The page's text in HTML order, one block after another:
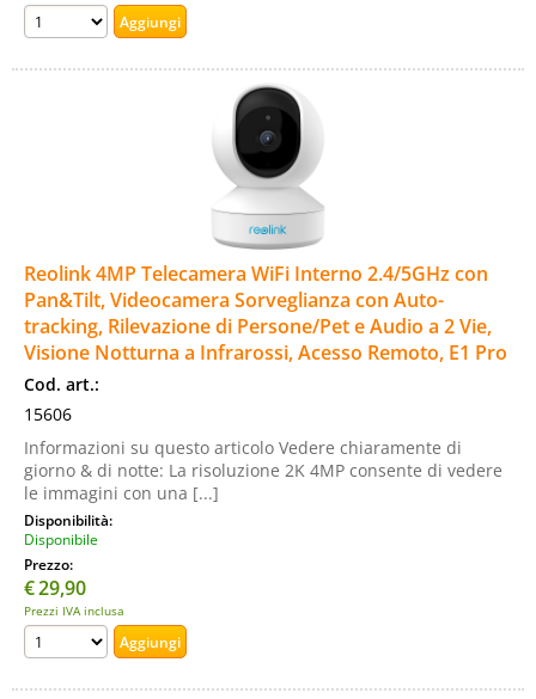
Reolink 4MP Telecamera WiFi Interno 2.4/5GHz con
Pan&Tilt, Videocamera Sorveglianza con Auto-
tracking, Rilevazione di Persone/Pet e Audio a 2 Vie,
Visione Notturna a Infrarossi, Acesso Remoto, E1 Pro
Cod. art.:
15606
Informazioni su questo articolo Vedere chiaramente di
giorno & di notte: La risoluzione 2K 4MP consente di vedere
le immagini con una [...]
Disponibilità:
Disponibile
Prezzo:
€29,90
Prezzi IVA inclusa